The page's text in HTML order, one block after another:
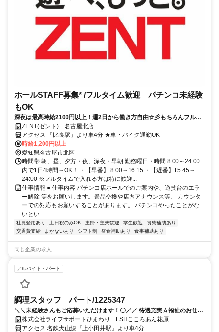
ホールSTAFF募集* /フルタイム歓迎 パチンコ未経験
もOK
深夜は最高時給2100円以上！週2日から働き方自由☆彡もちろんフルタ
イムでの勤務も大歓迎です◎
ZENT(ゼント) 名古屋北店
アクセス 「比良駅」より車4分 ★車・バイク通勤OK
時給1,200円以上
愛知県名古屋市北区
時間帯 朝、昼、夕方・夜、深夜・早朝 勤務曜日・時間 8:00～24:00
内で1日4時間～OK！ ・【早番】 8:00～16:15 ・【遅番】15:45～
24:00 ※フルタイムで入れる方は特に歓迎...
仕事情報 ● 仕事内容 パチンコ店ホールでのご案内や、遊技台のエラ
ー解除 等をお願いします。景品交換や店内アナウンス等、 カウンタ
ーでの対応もお願いすることがあります。 パチンコやったことがな
いとい...
社員登用あり 土日祝のみOK 主婦・主夫歓迎 学生歓迎
食費補助あり
交通費支給
まかないあり シフト制 昼食補助あり 食事補助あり
同じ企業の求人
アルバイト・パート
調理スタッフ パート/1225347
＼＼未経験さんもご応募いただけます！〇／／ 待遇充実☆福祉のお仕事
に携わってみませんか？
株式会社ライフサポートひまわり LSHこころあん花原
アクセス 名鉄犬山線『上小田井駅』より車4分